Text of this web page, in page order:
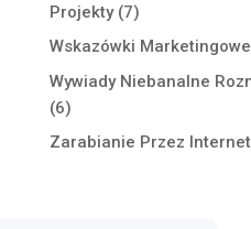
Projekty(7)
Wskazówki
Wywiady Niebanalne
(6)
Zarabianie Przez Internet